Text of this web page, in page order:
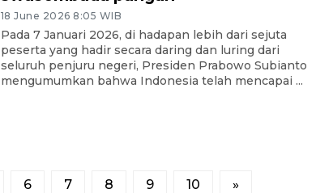
18 June 2026 8:05 WIB
Pada 7 Januari 2026, di hadapan lebih dari sejuta
peserta yang hadir secara daring dan luring dari
seluruh penjuru negeri, Presiden Prabowo Subianto
mengumumkan bahwa Indonesia telah mencapai ...
6 7 8 9 10 »